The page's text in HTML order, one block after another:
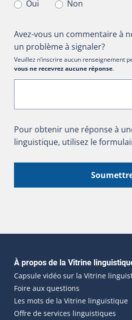
Oui Non
Avez-vous un commentaire à
un problème à signaler?
Veuillez n’inscrire aucun renseignement
vous ne recevrez aucune réponse.
Pour obtenir une réponse à
linguistique, utilisez le
Navigation
À propos de la Vitrine
Capsule vidéo sur la Vitrine
Foire aux questions
Les mots de la Vitrine linguistique
Offre de services linguistiques